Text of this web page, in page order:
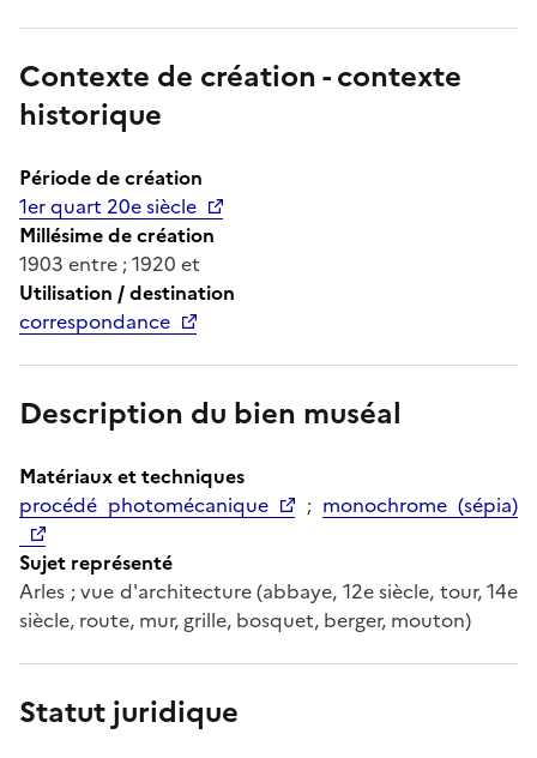
Contexte de création - contexte
historique
Période de création
1er quart 20e siècle
Millésime de création
1903 entre ; 1920 et
Utilisation / destination
correspondance
Description du bien muséal
Matériaux et techniques
procédé photomécanique
; monochrome (sépia)
Sujet représenté
Arles ; vue d'architecture (abbaye, 12e siècle, tour, 14e
siècle, route, mur, grille, bosquet, berger, mouton)
Statut juridique